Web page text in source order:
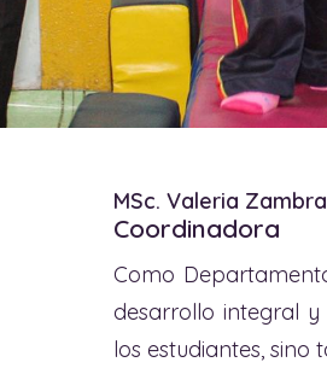
MSc. Valeria
Coordinadora
Como
desarrollo integral
los estudiantes,